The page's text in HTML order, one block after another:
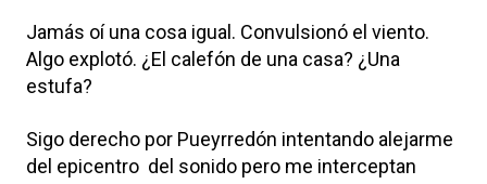
Jamás oí una cosa igual. Convulsionó el viento.
Algo explotó. ¿El calefón de una casa? ¿Una
estufa?
Sigo derecho por Pueyrredón intentando alejarme
del epicentro del sonido pero me interceptan